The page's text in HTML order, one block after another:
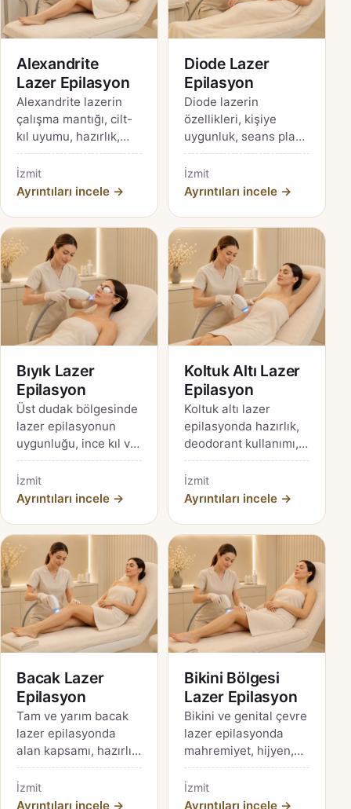
Alexandrite
Lazer Epilasyon
Alexandrite lazerin
çalışma mantığı, cilt-
kıl uyumu, hazırlık,
riskler ve cihaz
doğrulama soruları
için kaynak temelli
İzmit
Ayrıntıları incele →
Diode Lazer
Epilasyon
Diode lazerin
özellikleri, kişiye
uygunluk, seans planı,
bakım ve cihaz
marka-modeli
doğrulama adımları
rehberi.
İzmit
Ayrıntıları incele →
Bıyık Lazer
Epilasyon
Üst dudak bölgesinde
lazer epilasyonun
uygunluğu, ince kıl ve
hormonal etkiler,
bakım ve gerçekçi
beklentiler için İzmit
İzmit
Ayrıntıları incele →
Koltuk Altı Lazer
Epilasyon
Koltuk altı lazer
epilasyonda hazırlık,
deodorant kullanımı,
hassasiyet, seans
planı ve fiyatı
etkileyen unsurlar.
İzmit
Ayrıntıları incele →
Bacak Lazer
Epilasyon
Tam ve yarım bacak
lazer epilasyonda
alan kapsamı, hazırlık,
güneş etkisi, seans
planı ve güncel fiyat
soruları.
İzmit
Ayrıntıları incele →
Bikini Bölgesi
Lazer Epilasyon
Bikini ve genital çevre
lazer epilasyonda
mahremiyet, hijyen,
kapsam, hazırlık ve
bakım hakkında
ayrıntılı rehber.
İzmit
Ayrıntıları incele →